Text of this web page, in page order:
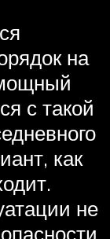
на
с такой
как
не